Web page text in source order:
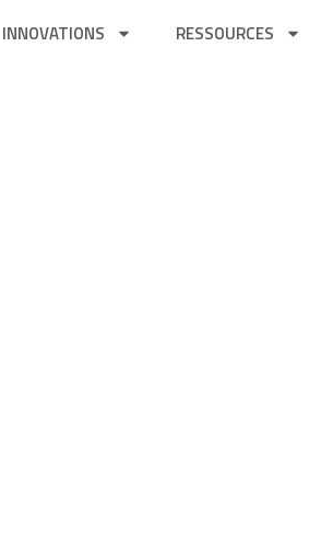
INNOVATIONS RESSOURCES